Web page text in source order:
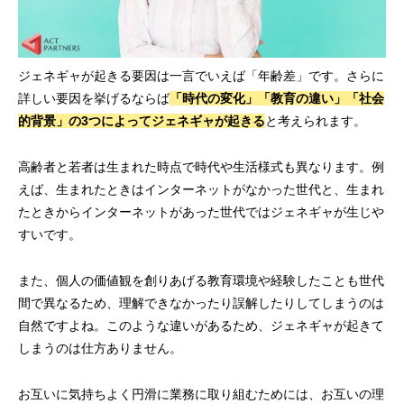
ジェネギャが起きる要因は一言でいえば「年齢差」です。さらに
詳しい要因を挙げるならば 「時代の変化」「教育の違い」「社会
的背景」の3つによってジェネギャが起きると考えられます。
高齢者と若者は生まれた時点で時代や生活様式も異なります。例
えば、生まれたときはインターネットがなかった世代と、生まれ
たときからインターネットがあった世代ではジェネギャが生じや
すいです。
また、個人の価値観を創りあげる教育環境や経験したことも世代
間で異なるため、理解できなかったり誤解したりしてしまうのは
自然ですよね。このような違いがあるため、ジェネギャが起きて
しまうのは仕方ありません。
お互いに気持ちよく円滑に業務に取り組むためには、お互いの理